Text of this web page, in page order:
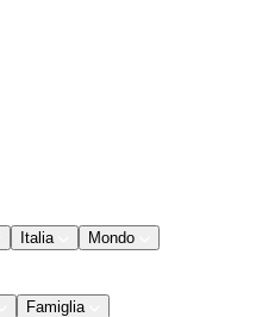
Italia
Mondo
Famiglia